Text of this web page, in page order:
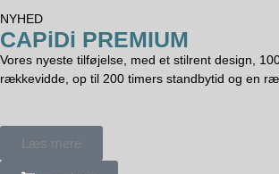
Vores nye CAPiDi PREMIUM har lav
standbytid og en imponerende rækkevidde
meter.
Læs mere
NYHED
CAPiDi PREMIUM
Vores nyeste tilføjelse, med et stilrent design,
rækkevidde, op til 200 timers standbytid og en
Læs mere